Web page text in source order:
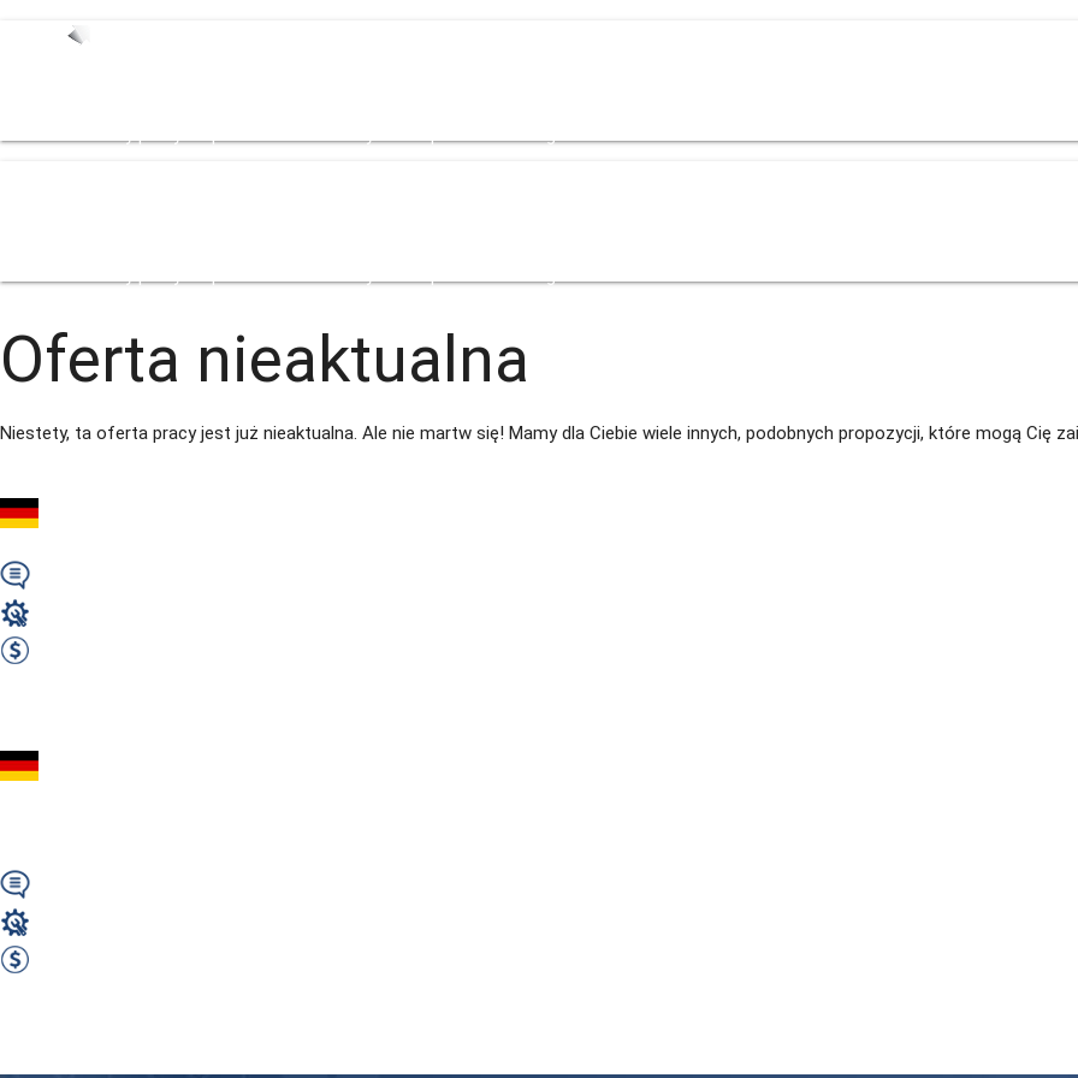
Oferta nieaktualna
Niestety, ta oferta pracy jest już nieaktualna. Ale nie martw się! Mamy dla Ciebie wiele innych, podobnych propozycji, które mogą Cię